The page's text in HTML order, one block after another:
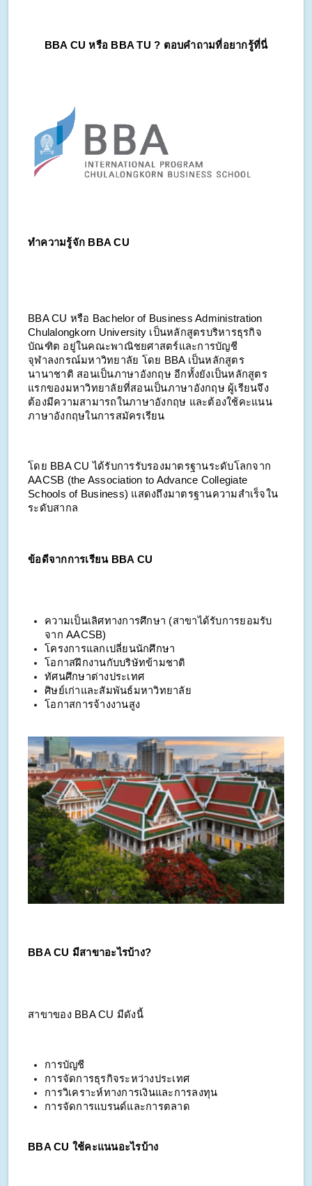
BBA CU หรือ BBA TU ? ตอบคำถามที่อยากรู้ที่นี่
ทำความรู้จัก BBA CU
BBA CU หรือ Bachelor of Business Administration
Chulalongkorn University เป็นหลักสูตรบริหารธุรกิจ
บัณฑิต อยู่ในคณะพาณิชยศาสตร์และการบัญชี
จุฬาลงกรณ์มหาวิทยาลัย โดย BBA เป็นหลักสูตร
นานาชาติ สอนเป็นภาษาอังกฤษ อีกทั้งยังเป็นหลักสูตร
แรกของมหาวิทยาลัยที่สอนเป็นภาษาอังกฤษ ผู้เรียนจึง
ต้องมีความสามารถในภาษาอังกฤษ และต้องใช้คะแนน
ภาษาอังกฤษในการสมัครเรียน
โดย BBA CU ได้รับการรับรองมาตรฐานระดับโลกจาก
AACSB (the Association to Advance Collegiate
Schools of Business) แสดงถึงมาตรฐานความสำเร็จใน
ระดับสากล
ข้อดีจากการเรียน BBA CU
ความเป็นเลิศทางการศึกษา (สาขาได้รับการยอมรับ
จาก AACSB)
โครงการแลกเปลี่ยนนักศึกษา
โอกาสฝึกงานกับบริษัทข้ามชาติ
ทัศนศึกษาต่างประเทศ
ศิษย์เก่าและสัมพันธ์มหาวิทยาลัย
โอกาสการจ้างงานสูง
BBA CU มีสาขาอะไรบ้าง?
สาขาของ BBA CU มีดังนี้
การบัญชี
การจัดการธุรกิจระหว่างประเทศ
การวิเคราะห์ทางการเงินและการลงทุน
การจัดการแบรนด์และการตลาด
BBA CU ใช้คะแนนอะไรบ้าง